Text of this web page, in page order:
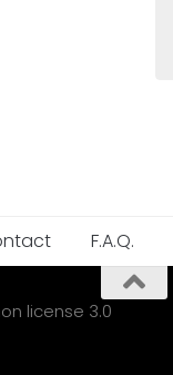
F.A.Q.
license 3.0